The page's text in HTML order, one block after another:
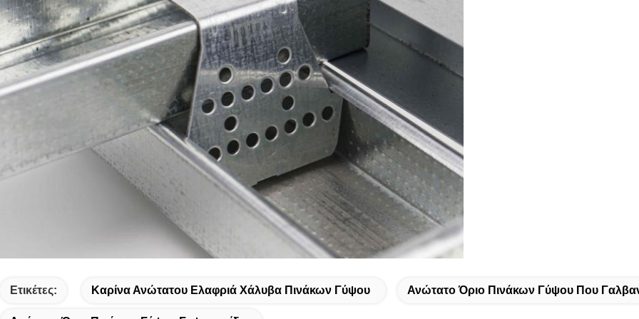
Ετικέτες: Καρίνα Ανώτατου Ελαφριά Χάλυβα Πινάκων Γύψου Ανώτατο Όριο Πινάκων Γύψου Που